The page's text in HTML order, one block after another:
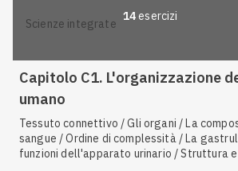
scienze integrate
14 esercizi
Capitolo C1. L'organizzazione
umano
Tessuto connettivo / Gli organi / La
sangue / Ordine di complessità / La
funzioni dell'apparato urinario / Struttura